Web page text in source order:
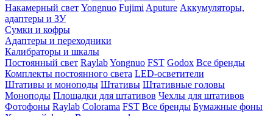
Накамерный свет Yongnuo Fujimi Aputure Аккумуляторы,
адаптеры и ЗУ
Сумки и кофры
Адаптеры и переходники
Калибраторы и шкалы
Постоянный свет RaylabYongnuo FST Godox Все бренды
Комплекты постоянного света LED-осветители
Штативы и моноподы Штативы Штативные головы
Моноподы Площадки для штативов Чехлы для штативов
Фотофоны Raylab Colorama FST Все бренды Бумажные фоны